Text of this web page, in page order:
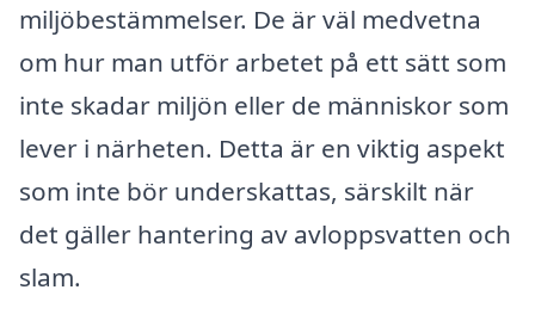
miljöbestämmelser. De är väl medvetna
om hur man utför arbetet på ett sätt som
inte skadar miljön eller de människor som
lever i närheten. Detta är en viktig aspekt
som inte bör underskattas, särskilt när
det gäller hantering av avloppsvatten och
slam.